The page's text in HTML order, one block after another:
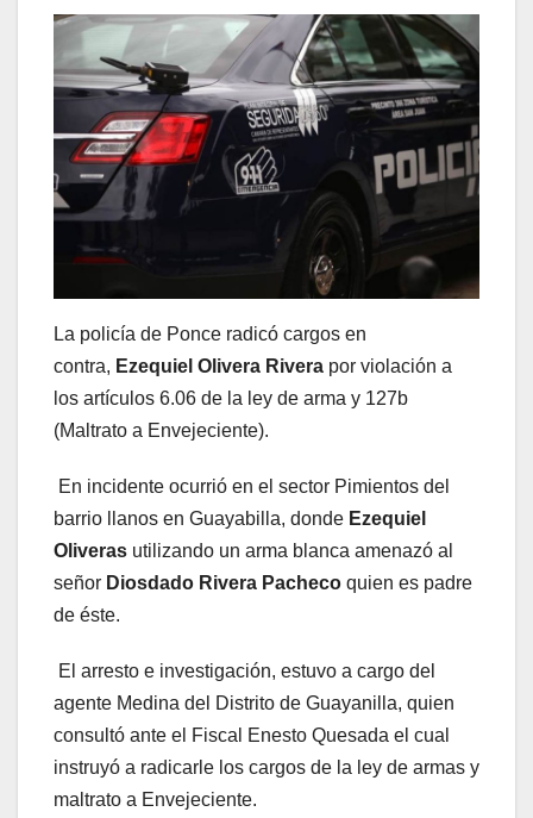
La policía de Ponce radicó cargos en
contra, Ezequiel Olivera Rivera por violación a
los artículos 6.06 de la ley de arma y 127b
(Maltrato a Envejeciente).
En incidente ocurrió en el sector Pimientos del
barrio llanos en Guayabilla, donde Ezequiel
Oliveras utilizando un arma blanca amenazó al
señor Diosdado Rivera Pacheco quien es padre
de éste.
El arresto e investigación, estuvo a cargo del
agente Medina del Distrito de Guayanilla, quien
consultó ante el Fiscal Enesto Quesada el cual
instruyó a radicarle los cargos de la ley de armas y
maltrato a Envejeciente.